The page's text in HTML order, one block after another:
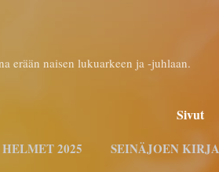
erään naisen lukuarkeen ja -juhlaan.
Sivut
HELMET 2025 SEINÄJOEN